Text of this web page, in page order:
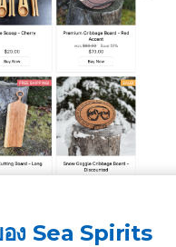
ง Sea Spirits